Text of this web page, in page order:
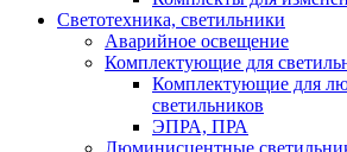
Светотехника, светильники
Аварийное освещение
Комплектующие для
Комплектующие для
светильников
ЭПРА, ПРА
Люминисцентные